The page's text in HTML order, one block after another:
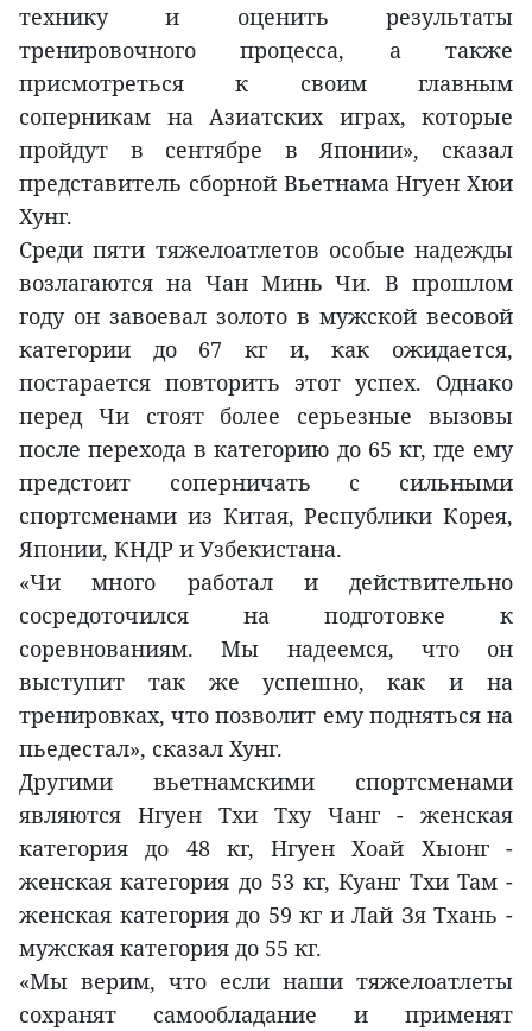
технику и оценить результаты
тренировочного процесса, а также
присмотреться к своим главным
соперникам на Азиатских играх, которые
пройдут в сентябре в Японии», сказал
представитель сборной Вьетнама Нгуен Хюи
Хунг.
Среди пяти тяжелоатлетов особые надежды
возлагаются на Чан Минь Чи. В прошлом
году он завоевал золото в мужской весовой
категории до 67 кг и, как ожидается,
постарается повторить этот успех. Однако
перед Чи стоят более серьезные вызовы
после перехода в категорию до 65 кг, где ему
предстоит соперничать с сильными
спортсменами из Китая, Республики Корея,
Японии, КНДР и Узбекистана.
«Чи много работал и действительно
сосредоточился на подготовке к
соревнованиям. Мы надеемся, что он
выступит так же успешно, как и на
тренировках, что позволит ему подняться на
пьедестал», сказал Хунг.
Другими вьетнамскими спортсменами
являются Нгуен Тхи Тху Чанг - женская
категория до 48 кг, Нгуен Хоай Хыонг -
женская категория до 53 кг, Куанг Тхи Там -
женская категория до 59 кг и Лай Зя Тхань -
мужская категория до 55 кг.
«Мы верим, что если наши тяжелоатлеты
сохранят самообладание и применят